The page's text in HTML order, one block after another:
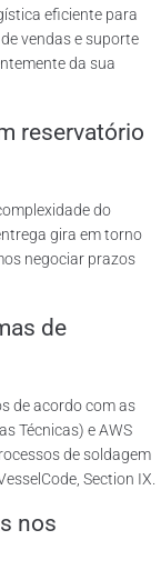
eficiente para
vendas e suporte
da sua
reservatório
do
gira em torno
negociar prazos
de
de acordo com as
Técnicas) e AWS
de soldagem
Section IX.
nos